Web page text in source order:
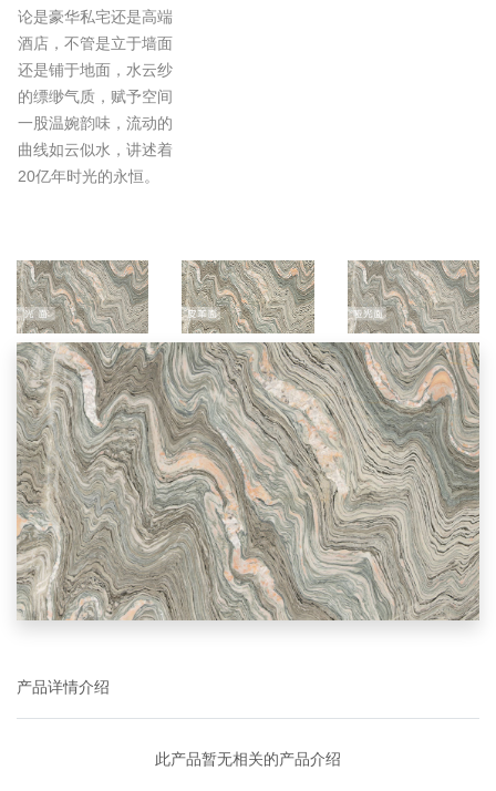
论是豪华私宅还是高端
酒店，不管是立于墙面
还是铺于地面，水云纱
的缥缈气质，赋予空间
一股温婉韵味，流动的
曲线如云似水，讲述着
20亿年时光的永恒。
产品详情介绍
此产品暂无相关的产品介绍